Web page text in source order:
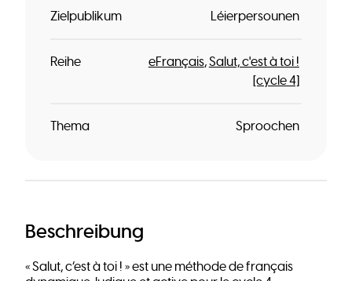
Zielpublikum Léierpersounen
Reihe eFrançais Salut, c'est à toi !
[cycle 4]
Thema Sproochen
Beschreibung
« Salut, c’est à toi ! » est une méthode de français